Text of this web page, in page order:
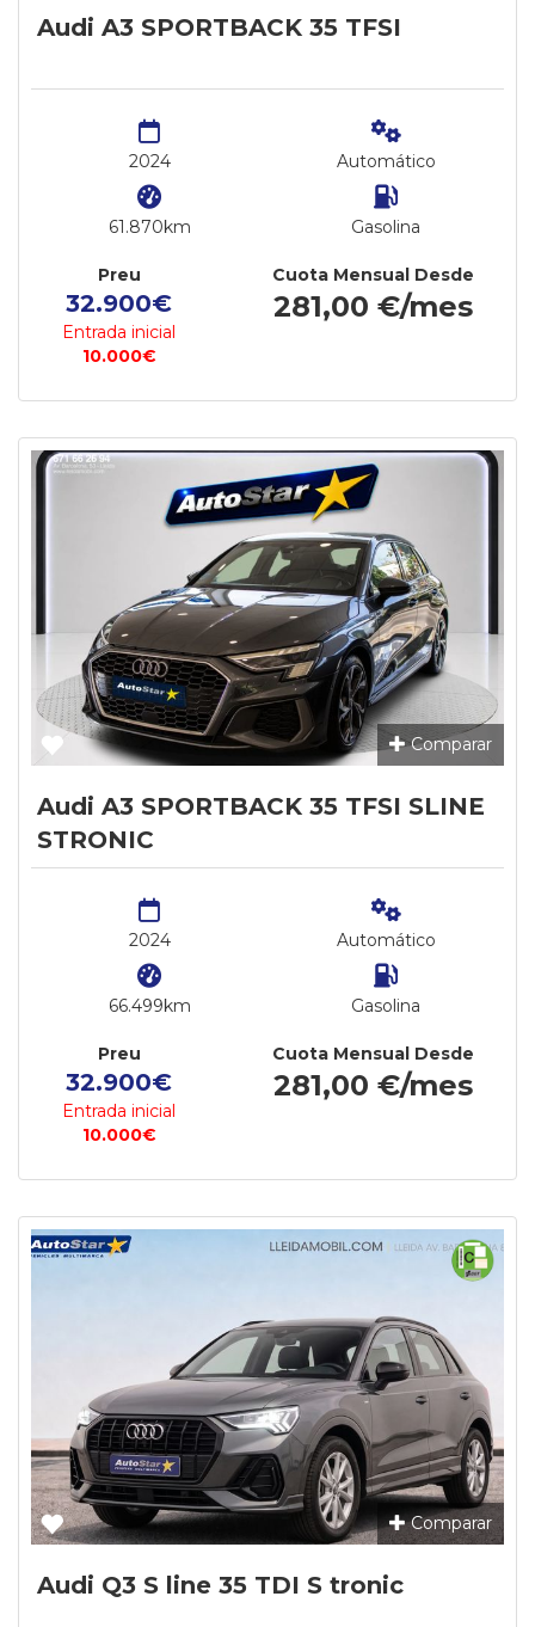
Audi A3 SPORTBACK 35 TFSI
2024
61.870km
Automático
Gasolina
Preu
32.900€
Entrada inicial
10.000€
Cuota Mensual Desde
281,00 €/mes
Comparar
Audi A3 SPORTBACK 35 TFSI SLINE
STRONIC
2024
66.499km
Automático
Gasolina
Preu
32.900€
Entrada inicial
10.000€
Cuota Mensual Desde
281,00 €/mes
Comparar
Audi Q3 S line 35 TDI S tronic